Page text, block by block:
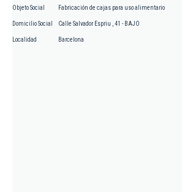
Objeto Social Fabricación de cajas para uso alimentario
Domicilio Social Calle Salvador Espriu , 41 - BAJO
Localidad Barcelona